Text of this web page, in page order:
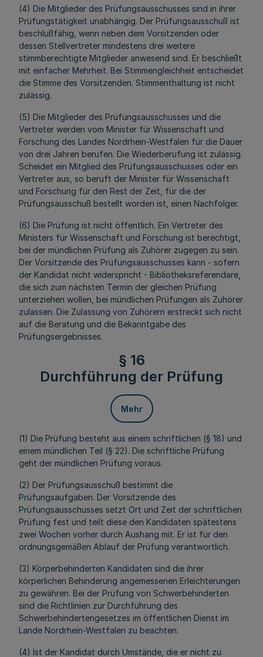
(4) Die Mitglieder des Prüfungsausschusses sind in ihrer
Prüfungstätigkeit unabhängig. Der Prüfungsausschuß ist
beschlußfähig, wenn neben dem Vorsitzenden oder
dessen Stellvertreter mindestens drei weitere
stimmberechtigte Mitglieder anwesend sind. Er beschließt
mit einfacher Mehrheit. Bei Stimmengleichheit entscheidet
die Stimme des Vorsitzenden. Stimmenthaltung ist nicht
zulässig.
(5) Die Mitglieder des Prüfungsausschusses und die
Vertreter werden vom Minister für Wissenschaft und
Forschung des Landes Nordrhein-Westfalen für die Dauer
von drei Jahren berufen. Die Wiederberufung ist zulässig.
Scheidet ein Mitglied des Prüfungsausschusses oder ein
Vertreter aus, so beruft der Minister für Wissenschaft
und Forschung für den Rest der Zeit, für die der
Prüfungsausschuß bestellt worden ist, einen Nachfolger.
(6) Die Prüfung ist nicht öffentlich. Ein Vertreter des
Ministers für Wissenschaft und Forschung ist berechtigt,
bei der mündlichen Prüfung als Zuhörer zugegen zu sein.
Der Vorsitzende des Prüfungsausschusses kann - sofern
der Kandidat nicht widerspricht - Bibliotheksreferendare,
die sich zum nächsten Termin der gleichen Prüfung
unterziehen wollen, bei mündlichen Prüfungen als Zuhörer
zulassen. Die Zulassung von Zuhörern erstreckt sich nicht
auf die Beratung und die Bekanntgabe des
Prüfungsergebnisses.
§ 16
Durchführung der Prüfung
Mehr
(1) Die Prüfung besteht aus einem schriftlichen (§ 18) und
einem mündlichen Teil (§ 22). Die schriftliche Prüfung
geht der mündlichen Prüfung voraus.
(2) Der Prüfungsausschuß bestimmt die
Prüfungsaufgaben. Der Vorsitzende des
Prüfungsausschusses setzt Ort und Zeit der schriftlichen
Prüfung fest und teilt diese den Kandidaten spätestens
zwei Wochen vorher durch Aushang mit. Er ist für den
ordnungsgemäßen Ablauf der Prüfung verantwortlich.
(3) Körperbehinderten Kandidaten sind die ihrer
körperlichen Behinderung angemessenen Erleichterungen
zu gewähren. Bei der Prüfung von Schwerbehinderten
sind die Richtlinien zur Durchführung des
Schwerbehindertengesetzes im öffentlichen Dienst im
Lande Nordrhein-Westfalen zu beachten.
(4) Ist der Kandidat durch Umstände, die er nicht zu